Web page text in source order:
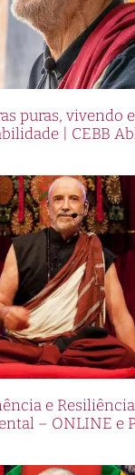
puras, vivendo
| CEBB
e
– ONLINE e